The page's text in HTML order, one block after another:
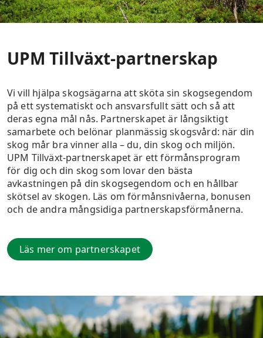
UPM Tillväxt-partnerskap
Vi vill hjälpa skogsägarna att sköta sin skogsegendom
på ett systematiskt och ansvarsfullt sätt och så att
deras egna mål nås. Partnerskapet är långsiktigt
samarbete och belönar planmässig skogsvård: när din
skog mår bra vinner alla – du, din skog och miljön.
UPM Tillväxt-partnerskapet är ett förmånsprogram
för dig och din skog som lovar den bästa
avkastningen på din skogsegendom och en hållbar
skötsel av skogen. Läs om förmånsnivåerna, bonusen
och de andra mångsidiga partnerskapsförmånerna.
Läs mer om partnerskapet